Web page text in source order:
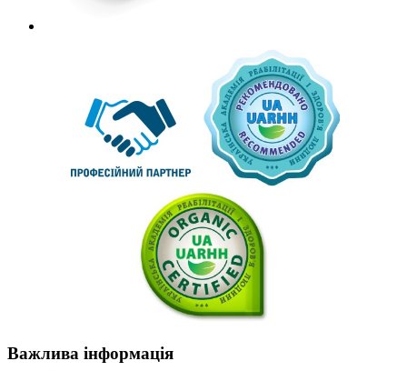
Важлива інформація